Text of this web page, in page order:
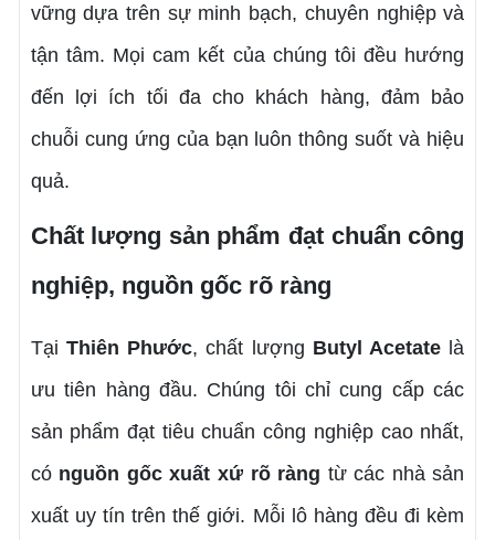
vững dựa trên sự minh bạch, chuyên nghiệp và
tận tâm. Mọi cam kết của chúng tôi đều hướng
đến lợi ích tối đa cho khách hàng, đảm bảo
chuỗi cung ứng của bạn luôn thông suốt và hiệu
quả.
Chất lượng sản phẩm đạt chuẩn công
nghiệp, nguồn gốc rõ ràng
Tại Thiên Phước, chất lượng Butyl Acetate là
ưu tiên hàng đầu. Chúng tôi chỉ cung cấp các
sản phẩm đạt tiêu chuẩn công nghiệp cao nhất,
có nguồn gốc xuất xứ rõ ràng từ các nhà sản
xuất uy tín trên thế giới. Mỗi lô hàng đều đi kèm